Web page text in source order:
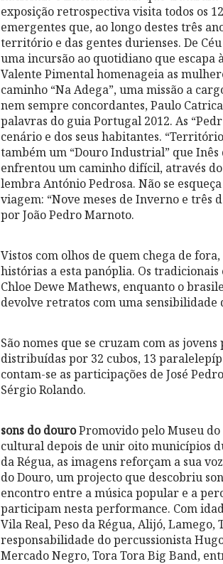
exposição retrospectiva visita todos os
emergentes que, ao longo destes três
território e das gentes durienses. De
uma incursão ao quotidiano que
Valente Pimental homenageia as
caminho “Na Adega”, uma missão a
nem sempre concordantes, Paulo
palavras do guia Portugal 2012. As
cenário e dos seus habitantes.
também um “Douro Industrial” que Inês
enfrentou um caminho difícil, através
lembra António Pedrosa. Não se
viagem: “Nove meses de Inverno e
por João Pedro Marnoto.
Vistos com olhos de quem chega de
histórias a esta panóplia. Os
Chloe Dewe Mathews, enquanto o
devolve retratos com uma sensibilidade
São nomes que se cruzam com as
distribuídas por 32 cubos, 13
contam-se as participações de José
Sérgio Rolando.
sons do douroPromovido pelo Museu
cultural depois de unir oito municípios
da Régua, as imagens reforçam a sua
do Douro, um projecto que descobriu
encontro entre a música popular e a
participam nesta performance. Com
Vila Real, Peso da Régua, Alijó,
responsabilidade do percussionista
Mercado Negro, Tora Tora Big Band,